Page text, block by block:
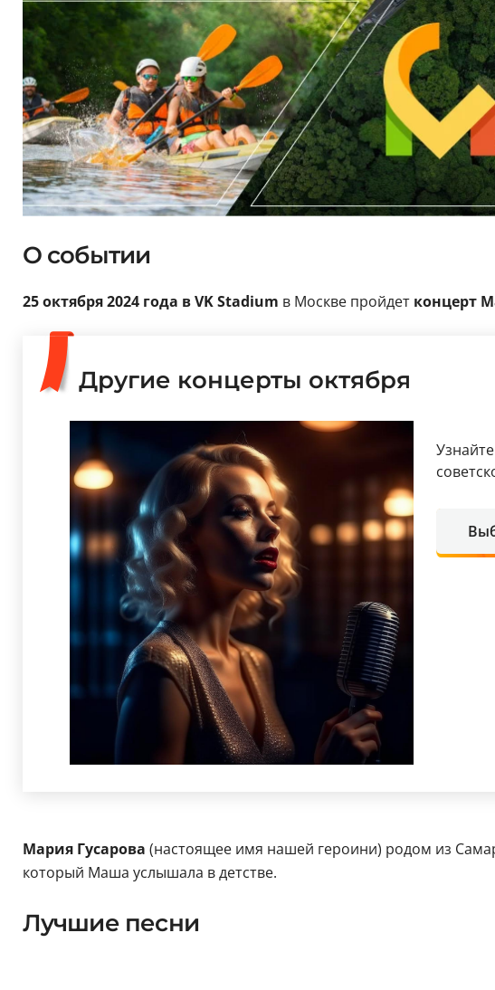
О событии
25 октября 2024 года в VK Stadium в Москве пройдет концерт
Другие концерты октября
Мария Гусарова (настоящее имя нашей героини) родом из
который Маша услышала в детстве.
Лучшие песни